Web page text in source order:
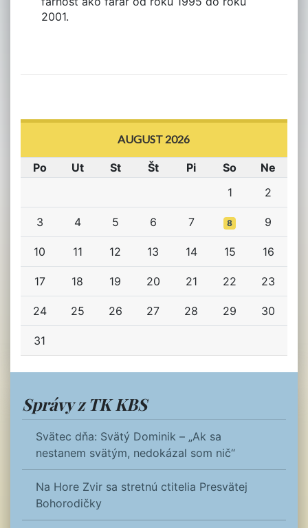
2001.
AUGUST 2026
Po Ut St Št Pi So
Ne
1
2
3 4 5 6 7 8 9
10 11 12 13 14 15 16
17 18 19 20 21 22 23
24 25 26 27 28 29 30
31
Správy z TK KBS
Svätec dňa: Svätý Dominik – „Ak sa
nestanem svätým, nedokázal som nič“
Na Hore Zvir sa stretnú ctitelia Presvätej
Bohorodičky